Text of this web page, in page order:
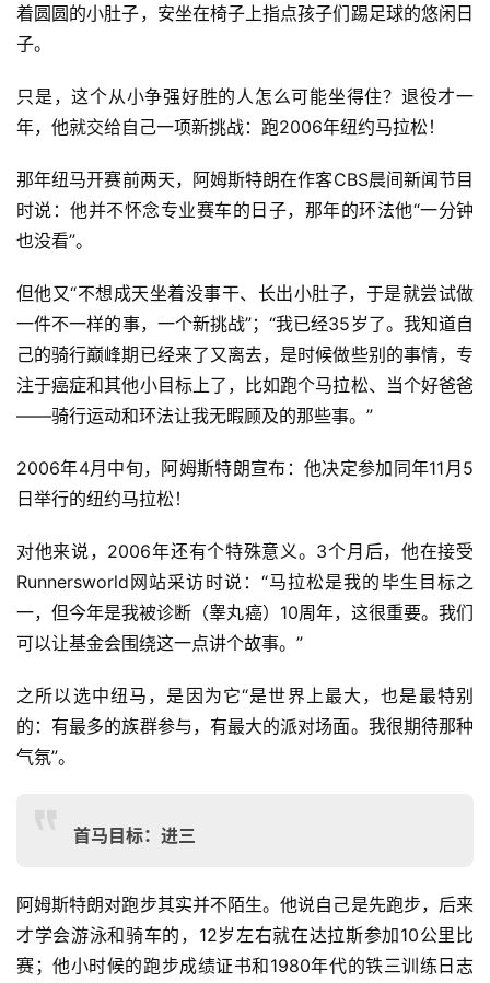
着圆圆的小肚子，安坐在椅子上指点孩子们踢足球的悠闲日
子。
只是，这个从小争强好胜的人怎么可能坐得住？退役才一
年，他就交给自己一项新挑战：跑2006年纽约马拉松！
那年纽马开赛前两天，阿姆斯特朗在作客CBS晨间新闻节目
时说：他并不怀念专业赛车的日子，那年的环法他“一分钟
也没看”。
但他又“不想成天坐着没事干、长出小肚子，于是就尝试做
一件不一样的事，一个新挑战”；“我已经35岁了。我知道自
己的骑行巅峰期已经来了又离去，是时候做些别的事情，专
注于癌症和其他小目标上了，比如跑个马拉松、当个好爸爸
——骑行运动和环法让我无暇顾及的那些事。”
2006年4月中旬，阿姆斯特朗宣布：他决定参加同年11月5
日举行的纽约马拉松！
对他来说，2006年还有个特殊意义。3个月后，他在接受
Runnersworld网站采访时说：“马拉松是我的毕生目标之
一，但今年是我被诊断（睾丸癌）10周年，这很重要。我们
可以让基金会围绕这一点讲个故事。”
之所以选中纽马，是因为它“是世界上最大，也是最特别
的：有最多的族群参与，有最大的派对场面。我很期待那种
气氛”。
首马目标：进三
阿姆斯特朗对跑步其实并不陌生。他说自己是先跑步，后来
才学会游泳和骑车的，12岁左右就在达拉斯参加10公里比
赛；他小时候的跑步成绩证书和1980年代的铁三训练日志